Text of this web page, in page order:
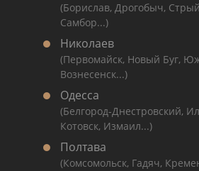
(Борислав, Дрогобыч,
Самбор...)
Николаев
(Первомайск, Новый Буг,
Вознесенск...)
Одесса
(Белгород-Днестровский,
Котовск, Измаил...)
Полтава
(Комсомольск, Гадяч,